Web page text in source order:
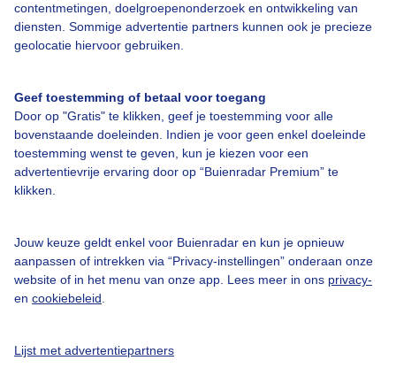
contentmetingen, doelgroepenonderzoek en ontwikkeling van
diensten. Sommige advertentie partners kunnen ook je precieze
geolocatie hiervoor gebruiken.
Geef toestemming of betaal voor toegang
Door op "Gratis" te klikken, geef je toestemming voor alle
bovenstaande doeleinden. Indien je voor geen enkel doeleinde
toestemming wenst te geven, kun je kiezen voor een
advertentievrije ervaring door op “Buienradar Premium” te
klikken.
Jouw keuze geldt enkel voor Buienradar en kun je opnieuw
aanpassen of intrekken via “Privacy-instellingen” onderaan onze
website of in het menu van onze app. Lees meer in ons privacy-
en cookiebeleid
Lijst met advertentiepartners
Veelgestelde vragen
Contact
Gebruikersvoorwaarden
Adverteren
Buienradar Team
Privacy beleid
Privacy instellingen
Gratis weerdata
Buienradar